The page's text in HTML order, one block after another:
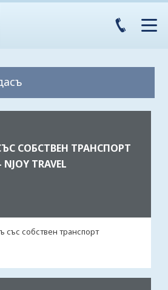
СОБСТВЕН ТРАНСПОРТ
NJOY TRAVEL
със собствен транспорт